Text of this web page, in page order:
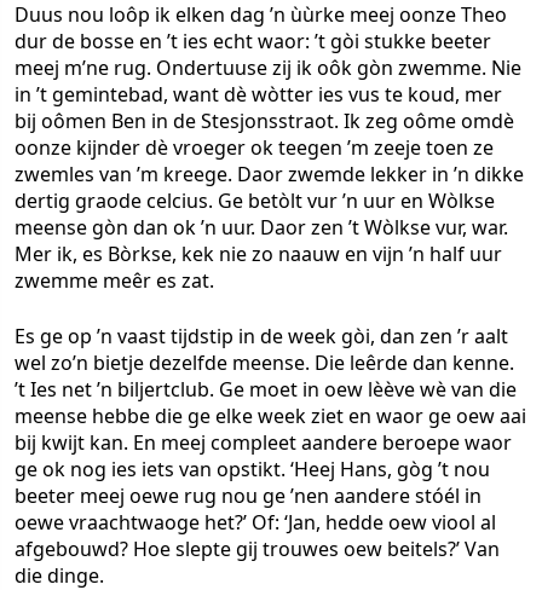
Duus nou loôp ik elken dag ’n ùùrke meej oonze Theo
dur de bosse en ’t ies echt waor: ’t gòi stukke beeter
meej m’ne rug. Ondertuuse zij ik oôk gòn zwemme. Nie
in ’t gemintebad, want dè wòtter ies vus te koud, mer
bij oômen Ben in de Stesjonsstraot. Ik zeg oôme omdè
oonze kijnder dè vroeger ok teegen ’m zeeje toen ze
zwemles van ’m kreege. Daor zwemde lekker in ’n dikke
dertig graode celcius. Ge betòlt vur ’n uur en Wòlkse
meense gòn dan ok ’n uur. Daor zen ’t Wòlkse vur, war.
Mer ik, es Bòrkse, kek nie zo naauw en vijn ’n half uur
zwemme meêr es zat.
Es ge op ’n vaast tijdstip in de week gòi, dan zen ’r aalt
wel zo’n bietje dezelfde meense. Die leêrde dan kenne.
’t Ies net ’n biljertclub. Ge moet in oew lèève wè van die
meense hebbe die ge elke week ziet en waor ge oew aai
bij kwijt kan. En meej compleet aandere beroepe waor
ge ok nog ies iets van opstikt. ‘Heej Hans, gòg ’t nou
beeter meej oewe rug nou ge ’nen aandere stóél in
oewe vraachtwaoge het?’ Of: ‘Jan, hedde oew viool al
afgebouwd? Hoe slepte gij trouwes oew beitels?’ Van
die dinge.